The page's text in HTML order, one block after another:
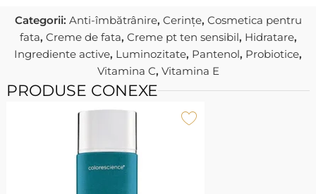
Categorii: Anti-îmbătrânire, Cerințe, Cosmetica pentru
fata, Creme de fata, Creme pt ten sensibil, Hidratare,
Ingrediente active, Luminozitate, Pantenol, Probiotice,
Vitamina C, Vitamina E
PRODUSE CONEXE